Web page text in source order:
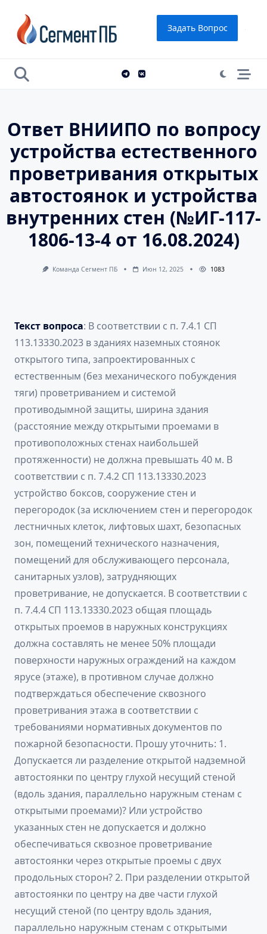
content
Задать Вопрос
Ответ ВНИИПО по вопросу
устройства естественного
проветривания открытых
автостоянок и устройства
внутренних стен (№ИГ-117-
1806-13-4 от 16.08.2024)
Команда Сегмент ПБ Июн 12, 2025 1083
Текст вопроса: В соответствии с п. 7.4.1 СП
113.13330.2023 в зданиях наземных стоянок
открытого типа, запроектированных с
естественным (без механического побуждения
тяги) проветриванием и системой
противодымной защиты, ширина здания
(расстояние между открытыми проемами в
противоположных стенах наибольшей
протяженности) не должна превышать 40 м. В
соответствии с п. 7.4.2 СП 113.13330.2023
устройство боксов, сооружение стен и
перегородок (за исключением стен и перегородок
лестничных клеток, лифтовых шахт, безопасных
зон, помещений технического назначения,
помещений для обслуживающего персонала,
санитарных узлов), затрудняющих
проветривание, не допускается. В соответствии с
п. 7.4.4 СП 113.13330.2023 общая площадь
открытых проемов в наружных конструкциях
должна составлять не менее 50% площади
поверхности наружных ограждений на каждом
ярусе (этаже), в противном случае должно
подтверждаться обеспечение сквозного
проветривания этажа в соответствии с
требованиями нормативных документов по
пожарной безопасности. Прошу уточнить: 1.
Допускается ли разделение открытой надземной
автостоянки по центру глухой несущий стеной
(вдоль здания, параллельно наружным стенам с
открытыми проемами)? Или устройство
указанных стен не допускается и должно
обеспечиваться сквозное проветривание
автостоянки через открытые проемы с двух
продольных сторон? 2. При разделении открытой
автостоянки по центру на две части глухой
несущий стеной (по центру вдоль здания,
параллельно наружным стенам с открытыми